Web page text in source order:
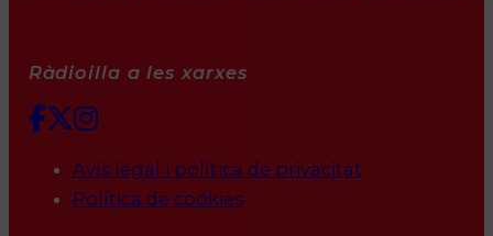
Ràdioilla a les xarxes
Avís legal i política de privacitat
Política de cookies